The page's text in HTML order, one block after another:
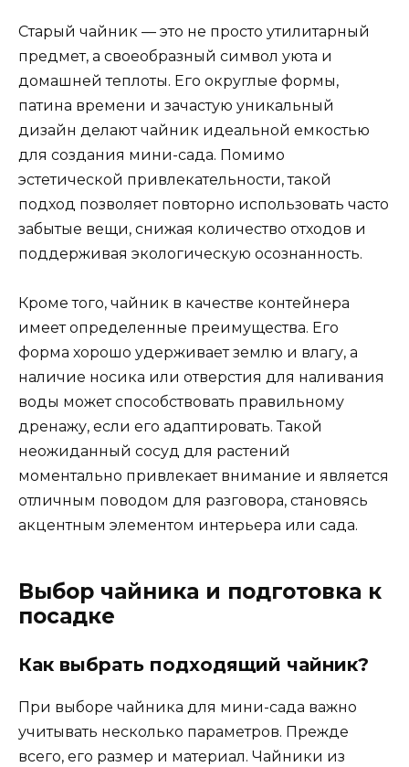
Старый чайник — это не просто утилитарный
предмет, а своеобразный символ уюта и
домашней теплоты. Его округлые формы,
патина времени и зачастую уникальный
дизайн делают чайник идеальной емкостью
для создания мини-сада. Помимо
эстетической привлекательности, такой
подход позволяет повторно использовать часто
забытые вещи, снижая количество отходов и
поддерживая экологическую осознанность.
Кроме того, чайник в качестве контейнера
имеет определенные преимущества. Его
форма хорошо удерживает землю и влагу, а
наличие носика или отверстия для наливания
воды может способствовать правильному
дренажу, если его адаптировать. Такой
неожиданный сосуд для растений
моментально привлекает внимание и является
отличным поводом для разговора, становясь
акцентным элементом интерьера или сада.
Выбор чайника и подготовка к
посадке
Как выбрать подходящий чайник?
При выборе чайника для мини-сада важно
учитывать несколько параметров. Прежде
всего, его размер и материал. Чайники из